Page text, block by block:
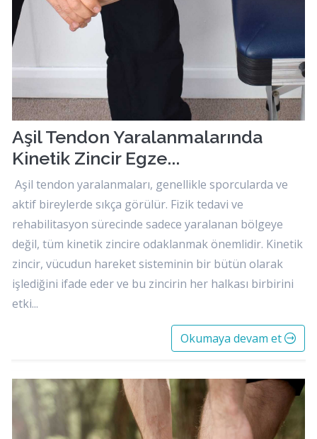
Aşil Tendon Yaralanmalarında
Kinetik Zincir Egze...
Aşil tendon yaralanmaları, genellikle sporcularda ve
aktif bireylerde sıkça görülür. Fizik tedavi ve
rehabilitasyon sürecinde sadece yaralanan bölgeye
değil, tüm kinetik zincire odaklanmak önemlidir. Kinetik
zincir, vücudun hareket sisteminin bir bütün olarak
işlediğini ifade eder ve bu zincirin her halkası birbirini
etki...
Okumaya devam et